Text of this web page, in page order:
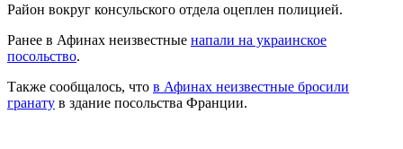
Район вокруг консульского отдела оцеплен полицией.
Ранее в Афинах неизвестные напали на украинское
посольство.
Также сообщалось, что в Афинах неизвестные бросили
гранату в здание посольства Франции.